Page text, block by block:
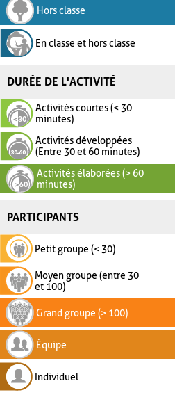
Hors classe
En classe et hors classe
DURÉE DE L'ACTIVITÉ
Activités courtes (< 30
minutes)
Activités développées
(Entre 30 et 60 minutes)
Activités élaborées (> 60
minutes)
PARTICIPANTS
Petit groupe (< 30)
Moyen groupe (entre 30
et 100)
Grand groupe (> 100)
Équipe
Individuel